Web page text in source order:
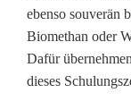
r
m
i
ebenso souverän
Biomethan oder
Dafür
dieses